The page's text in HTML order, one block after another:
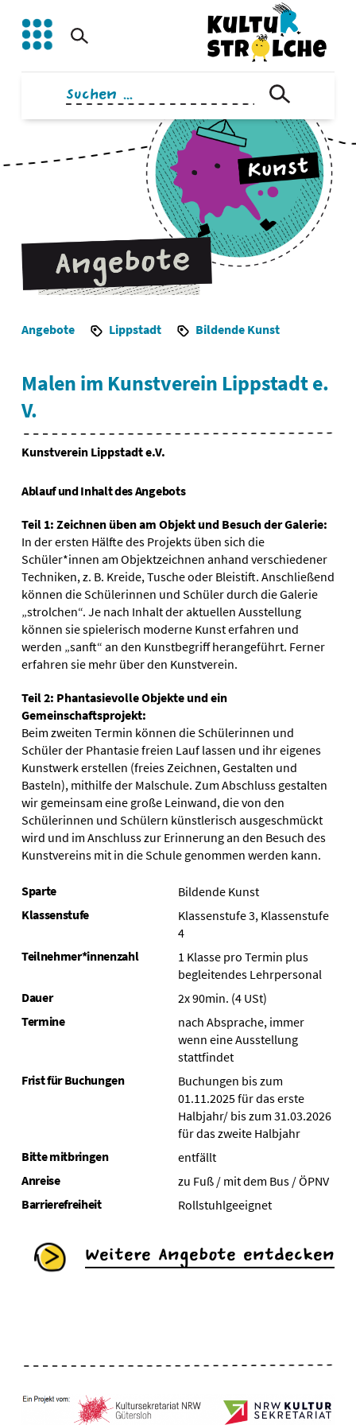
Inhalt
springen
Suchen
nach:
Angebote Lippstadt Bildende Kunst
Malen im Kunstverein Lippstadt e.
V.
Kunstverein Lippstadt e.V.
Ablauf und Inhalt des Angebots
Teil 1: Zeichnen üben am Objekt und Besuch der Galerie:
In der ersten Hälfte des Projekts üben sich die
Schüler*innen am Objektzeichnen anhand verschiedener
Techniken, z. B. Kreide, Tusche oder Bleistift. Anschließend
können die Schülerinnen und Schüler durch die Galerie
„strolchen“. Je nach Inhalt der aktuellen Ausstellung
können sie spielerisch moderne Kunst erfahren und
werden „sanft“ an den Kunstbegriff herangeführt. Ferner
erfahren sie mehr über den Kunstverein.
Teil 2: Phantasievolle Objekte und ein
Gemeinschaftsprojekt:
Beim zweiten Termin können die Schülerinnen und
Schüler der Phantasie freien Lauf lassen und ihr eigenes
Kunstwerk erstellen (freies Zeichnen, Gestalten und
Basteln), mithilfe der Malschule. Zum Abschluss gestalten
wir gemeinsam eine große Leinwand, die von den
Schülerinnen und Schülern künstlerisch ausgeschmückt
wird und im Anschluss zur Erinnerung an den Besuch des
Kunstvereins mit in die Schule genommen werden kann.
Sparte
Bildende Kunst
Klassenstufe
Klassenstufe 3, Klassenstufe
4
Teilnehmer*innenzahl
1 Klasse pro Termin plus
begleitendes Lehrpersonal
Dauer
2x 90min. (4 USt)
Termine
nach Absprache, immer
wenn eine Ausstellung
stattfindet
Frist für Buchungen
Buchungen bis zum
01.11.2025 für das erste
Halbjahr/ bis zum 31.03.2026
für das zweite Halbjahr
Bitte mitbringen
entfällt
Anreise
zu Fuß / mit dem Bus / ÖPNV
Barrierefreiheit
Rollstuhlgeeignet
Weitere Angebote entdecken